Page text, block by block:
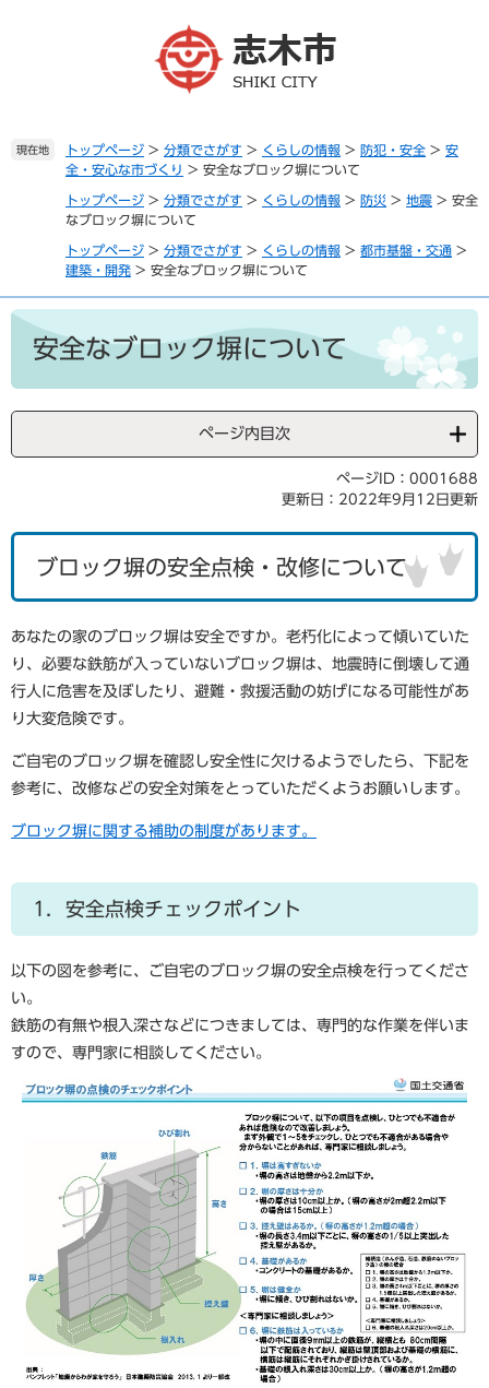
現在地 トップページ > 分類でさがす > くらしの情報 > 防犯・安全 > 安
全・安心な市づくり > 安全なブロック塀について
トップページ > 分類でさがす > くらしの情報 > 防災 > 地震 > 安全
なブロック塀について
トップページ > 分類でさがす > くらしの情報 > 都市基盤・交通 >
建築・開発 > 安全なブロック塀について
本
安全なブロック塀について
ページ内目次
ページID：0001688
更新日：2022年9月12日更新
ブロック塀の安全点検・改修について
あなたの家のブロック塀は安全ですか。老朽化によって傾いていた
り、必要な鉄筋が入っていないブロック塀は、地震時に倒壊して通
行人に危害を及ぼしたり、避難・救援活動の妨げになる可能性があ
り大変危険です。
ご自宅のブロック塀を確認し安全性に欠けるようでしたら、下記を
参考に、改修などの安全対策をとっていただくようお願いします。
ブロック塀に関する補助の制度があります。
1．安全点検チェックポイント
以下の図を参考に、ご自宅のブロック塀の安全点検を行ってくださ
い。
鉄筋の有無や根入深さなどにつきましては、専門的な作業を伴いま
すので、専門家に相談してください。